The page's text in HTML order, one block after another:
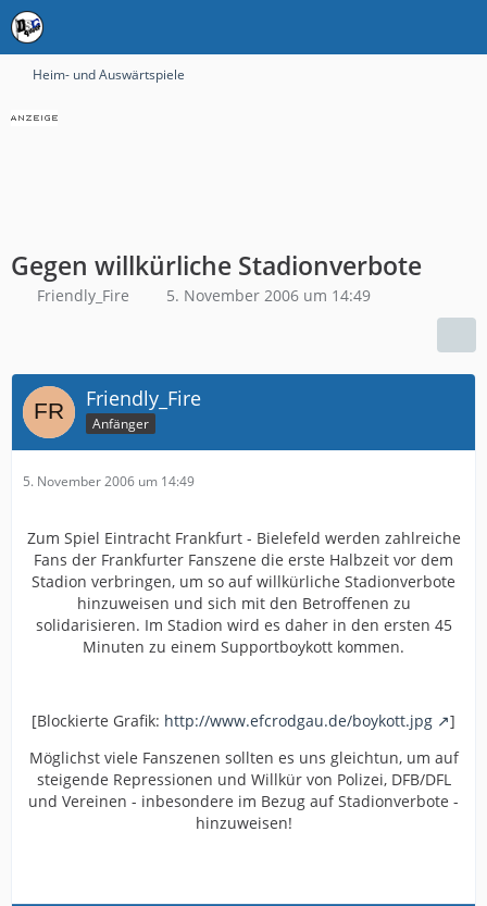
Heim- und Auswärtspiele
Gegen willkürliche Stadionverbote
Friendly_Fire 5. November 2006 um 14:49
Friendly_Fire
Anfänger
5. November 2006 um 14:49
Zum Spiel Eintracht Frankfurt - Bielefeld werden zahlreiche
Fans der Frankfurter Fanszene die erste Halbzeit vor dem
Stadion verbringen, um so auf willkürliche Stadionverbote
hinzuweisen und sich mit den Betroffenen zu
solidarisieren. Im Stadion wird es daher in den ersten 45
Minuten zu einem Supportboykott kommen.
[Blockierte Grafik: http://www.efcrodgau.de/boykott.jpg
]
Möglichst viele Fanszenen sollten es uns gleichtun, um auf
steigende Repressionen und Willkür von Polizei, DFB/DFL
und Vereinen - inbesondere im Bezug auf Stadionverbote -
hinzuweisen!